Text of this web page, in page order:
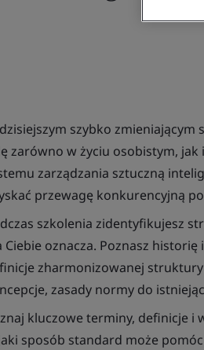
szybko
zarówno w życiu osobistym, jak
zarządzania sztuczną
przewagę konkurencyjną
szkolenia zidentyfikujesz
Ciebie oznacza. Poznasz
zharmonizowanej
zasady normy do
kluczowe terminy, definicje i
sposób standard może